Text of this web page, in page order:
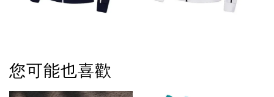
您可能也喜歡